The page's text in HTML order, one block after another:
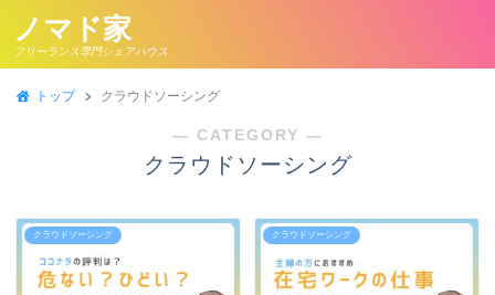
ノマド家
フリーランス専門シェアハウス
トップ クラウドソーシング
― CATEGORY ―
クラウドソーシング
クラウドソーシング クラウドソーシング